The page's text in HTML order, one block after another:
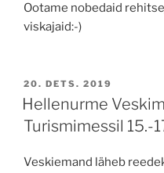
Ootame nobedaid
viskajaid:-)
POSTED
ON
20. DETS. 2019
Hellenurme
Turismimessil 15.-
Veskiemand läheb